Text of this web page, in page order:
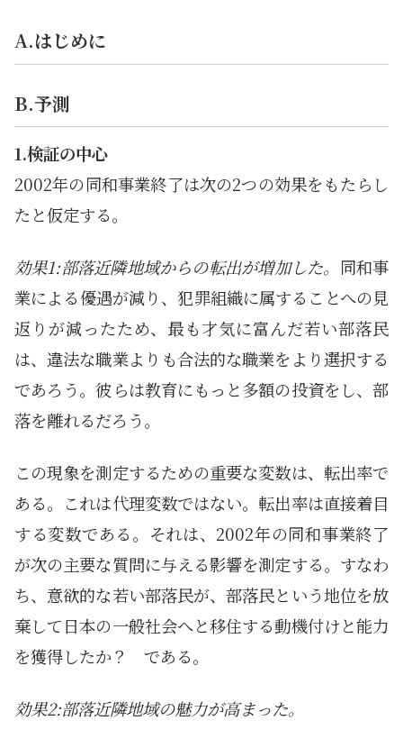
A.はじめに
B.予測
1.検証の中心
2002年の同和事業終了は次の2つの効果をもたらし
たと仮定する。
効果1:部落近隣地域からの転出が増加した。 同和事
業による優遇が減り、犯罪組織に属することへの見
返りが減ったため、最も才気に富んだ若い部落民
は、違法な職業よりも合法的な職業をより選択する
であろう。彼らは教育にもっと多額の投資をし、部
落を離れるだろう。
この現象を測定するための重要な変数は、転出率で
ある。これは代理変数ではない。転出率は直接着目
する変数である。それは、2002年の同和事業終了
が次の主要な質問に与える影響を測定する。すなわ
ち、意欲的な若い部落民が、部落民という地位を放
棄して日本の一般社会へと移住する動機付けと能力
を獲得したか？ である。
効果2:部落近隣地域の魅力が高まった。